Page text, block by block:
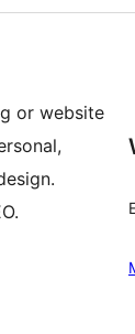
or website